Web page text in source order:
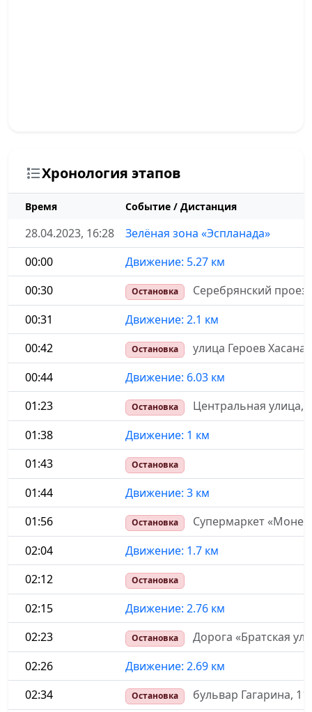
Хронология этапов
Время Событие / Дистанция
28.04.2023, 16:28
Зелёная зона «Эспланада»
00:00
Движение: 5.27 км
00:30
Остановка
Серебрянский
00:31
Движение: 2.1 км
00:42
Остановка
улица Героев Хасана
00:44
Движение: 6.03 км
01:23
Остановка
Центральная улица,
01:38
Движение: 1 км
01:43
Остановка
01:44
Движение: 3 км
01:56
Остановка
Супермаркет
02:04
Движение: 1.7 км
02:12
Остановка
02:15
Движение: 2.76 км
02:23
Остановка
Дорога «Братская
02:26
Движение: 2.69 км
02:34
Остановка бульвар Гагарина,